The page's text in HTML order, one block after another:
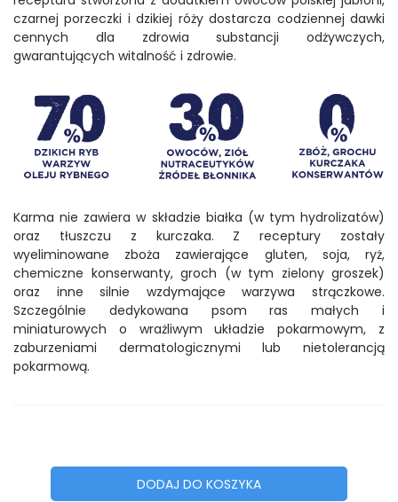
czarnej porzeczki i dzikiej róży dostarcza codziennej dawki
cennych dla zdrowia substancji odżywczych,
gwarantujących witalność i zdrowie.
Karma nie zawiera w składzie białka (w tym hydrolizatów)
oraz tłuszczu z kurczaka. Z receptury zostały
wyeliminowane zboża zawierające gluten, soja, ryż,
chemiczne konserwanty, groch (w tym zielony groszek)
oraz inne silnie wzdymające warzywa strączkowe.
Szczególnie dedykowana psom ras małych i
miniaturowych o wrażliwym układzie pokarmowym, z
zaburzeniami dermatologicznymi lub nietolerancją
pokarmową.
DODAJ DO KOSZYKA